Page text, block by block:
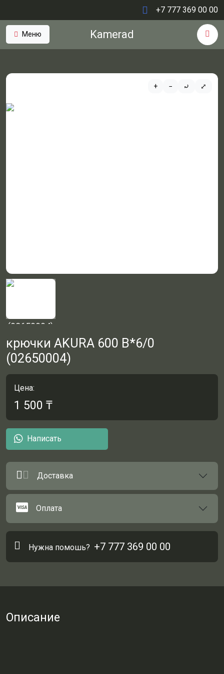
+7 777 369 00 00
Меню Kamerad
+ − ⤾ ⤢
крючки AKURA 600 B*6/0
(02650004)
Цена:
1 500 ₸
Написать
Доставка
Оплата
Нужна помошь? +7 777 369 00 00
Описание